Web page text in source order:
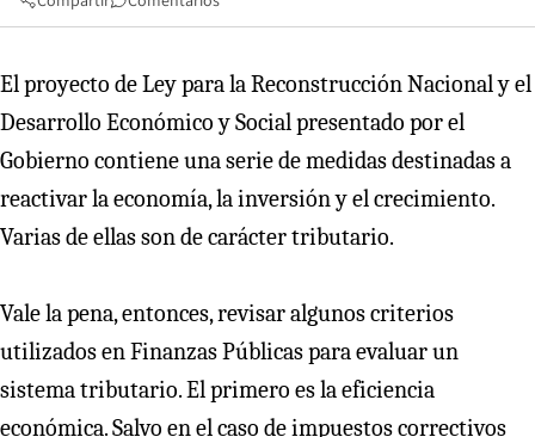
El proyecto de Ley para la Reconstrucción Nacional y el
Desarrollo Económico y Social presentado por el
Gobierno contiene una serie de medidas destinadas a
reactivar la economía, la inversión y el crecimiento.
Varias de ellas son de carácter tributario.
Vale la pena, entonces, revisar algunos criterios
utilizados en Finanzas Públicas para evaluar un
sistema tributario. El primero es la eficiencia
económica. Salvo en el caso de impuestos correctivos